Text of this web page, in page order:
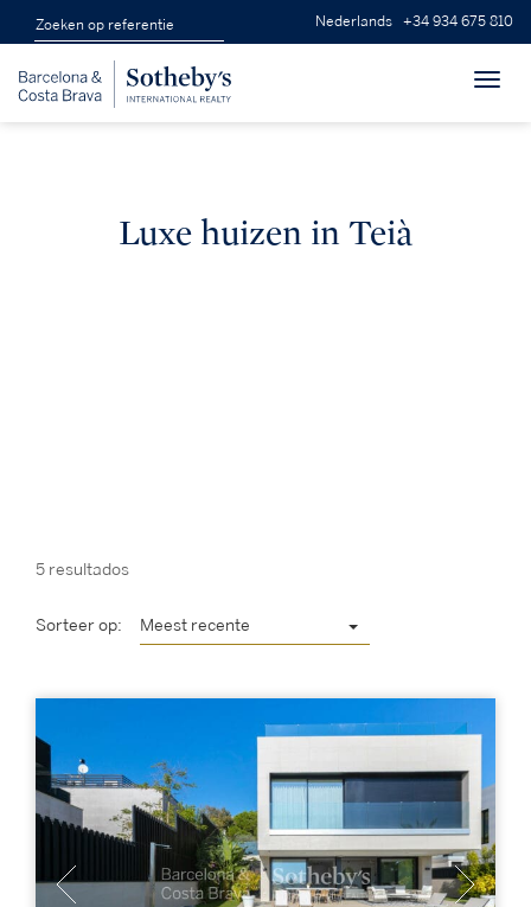
Nederlands +34 934 675 810
Luxe huizen in Teià
5 resultados
Sorteer op: Meest recente